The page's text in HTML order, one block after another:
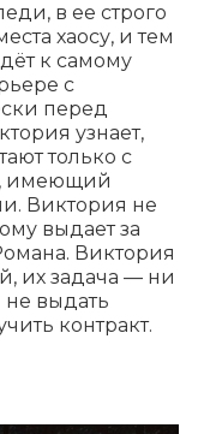
в ее строго
хаосу, и тем
к самому
с
перед
узнает,
только с
имеющий
Виктория не
выдает за
Виктория
их задача — ни
не выдать
контракт.